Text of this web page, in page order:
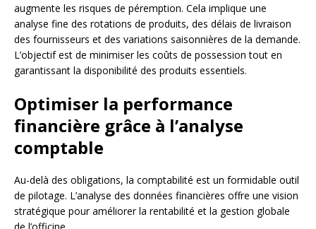
augmente les risques de péremption. Cela implique une
analyse fine des rotations de produits, des délais de livraison
des fournisseurs et des variations saisonnières de la demande.
L’objectif est de minimiser les coûts de possession tout en
garantissant la disponibilité des produits essentiels.
Optimiser la performance
financière grâce à l’analyse
comptable
Au-delà des obligations, la comptabilité est un formidable outil
de pilotage. L’analyse des données financières offre une vision
stratégique pour améliorer la rentabilité et la gestion globale
de l’officine.